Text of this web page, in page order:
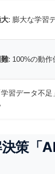
: 膨大な学習
難: 100%の動
学習データ不
決策「